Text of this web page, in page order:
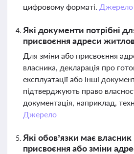
цифровому форматі. Джерело
Які документи потрібні
присвоєння адреси
Для зміни або присвоєння
власника, декларація про
експлуатації або інші
підтверджують право
документація, наприклад,
Джерело
Які обов’язки має власник
присвоєння або зміни